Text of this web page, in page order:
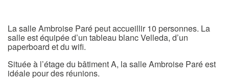
La salle Ambroise Paré peut accueillir 10 personnes. La
salle est équipée d’un tableau blanc Velleda, d’un
paperboard et du wifi.
Située à l’étage du bâtiment A, la salle Ambroise Paré est
idéale pour des réunions.